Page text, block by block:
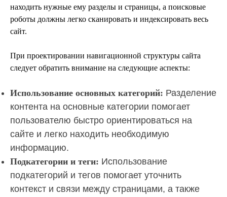
находить нужные ему разделы и страницы, а поисковые
роботы должны легко сканировать и индексировать весь
сайт.
При проектировании навигационной структуры сайта
следует обратить внимание на следующие аспекты:
Использование основных категорий: Разделение
контента на основные категории помогает
пользователю быстро ориентироваться на
сайте и легко находить необходимую
информацию.
Подкатегории и теги: Использование
подкатегорий и тегов помогает уточнить
контекст и связи между страницами, а также